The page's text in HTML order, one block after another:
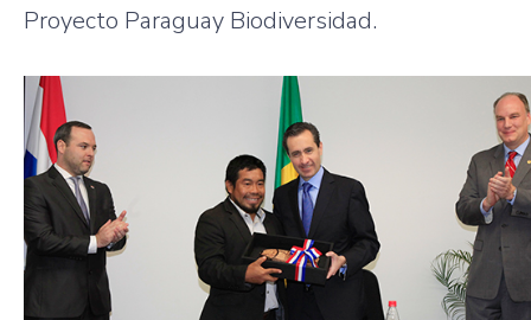
Proyecto Paraguay Biodiversidad.